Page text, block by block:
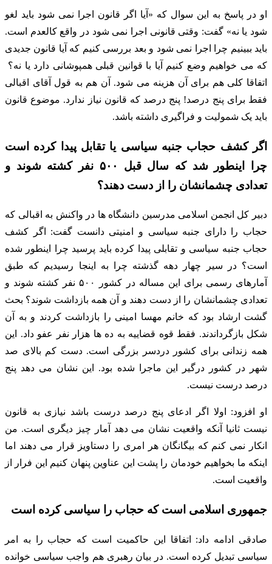
او در پاسخ به این سوال که «آیا اگر قانون اجرا نمی شود باید لغو
شود یا نه» گفت: وقتی قانونی اجرا نمی شود در واقع کالعدم است.
باید ببینیم چرا اجرا نمی شود و بعد بررسی کنیم که آیا قانون جدیدی
که می خواهیم وضع کنیم آیا با قوانین قبلی همپوشانی دارد یا نه؟
اتفاقا کلی هم برای آن هزینه می شود. آن هم به قول آقای اقبالی
فقط برای پنج درصد! پنج درصد که قانون نیاز ندارد. موضوع قانون
باید یک شمولیت و فراگیری داشته باشد.
اگر کشف حجاب جنبه سیاسی یا تقابل پیدا کرده است
چرا اینطور شد که سال قبل ۵۰۰ نفر کشته شوند و
تعدادی چشمانشان را از دست دهند؟
دبیر کل انجمن اسلامی مدرسین دانشگاه ها در واکنش به اقبالی که
حجاب را دارای جنبه سیاسی و امنیتی دانست گفت: اگر کشف
حجاب جنبه سیاسی و تقابلی پیدا کرده باید پرسید چرا اینطور شده
است؟ در سیر چهار دهه گذشته چرا به اینجا رسیدیم که طبق
آمارهای رسمی برای این مساله در کشور ۵۰۰ نفر کشته شوند و
تعدادی چشمانشان را از دست دهند و آن همه بازداشت شوند؟ بحث
گشت ارشاد بود که خانم مهسا امینی را بازداشت کردند و به آن
شکل بازگرداندند. فقط قوه قضاییه به ده ها هزار نفر عفو داد. این
همه زندانی برای کشور دردسر بزرگی است. دست کم بالای صد
شهر در کشور درگیر این ماجرا شده بود. این نشان می دهد پنج
درصد درست نیست.
او افزود: اولا اگر ادعای پنج درصد درست باشد نیازی به قانون
نیست ثانیا آنکه واقعیت نشان می دهد آمار چیز دیگری است. من
انکار نمی کنم که بیگانگان هر امری را دستاویز قرار می دهند اما
اینکه ما بخواهیم خودمان را پشت این عناوین پنهان کنیم این فرار از
واقعیت است.
جمهوری اسلامی است که حجاب را سیاسی کرده است
صادقی ادامه داد: اتفاقا این حاکمیت است که حجاب را به امر
سیاسی تبدیل کرده است. در بیان رهبری هم واجب سیاسی خوانده